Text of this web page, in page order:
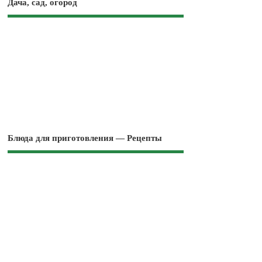
Дача, сад, огород
Блюда для приготовления — Рецепты